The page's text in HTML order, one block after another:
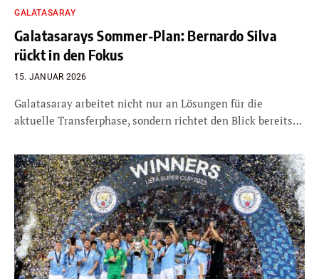
GALATASARAY
Galatasarays Sommer-Plan: Bernardo Silva
rückt in den Fokus
15. JANUAR 2026
Galatasaray arbeitet nicht nur an Lösungen für die
aktuelle Transferphase, sondern richtet den Blick bereits…